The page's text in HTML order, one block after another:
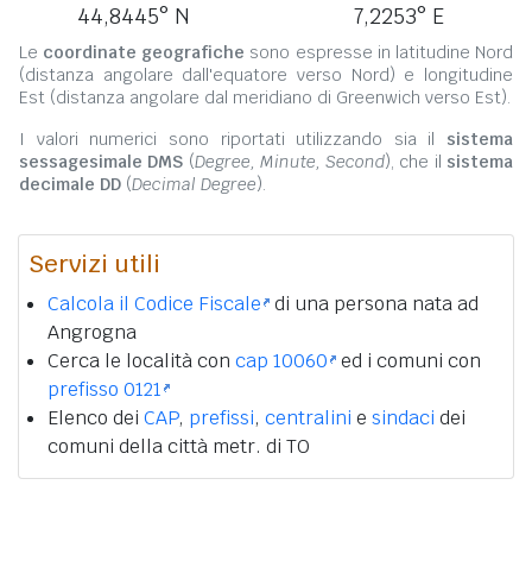
44,8445° N
7,2253° E
Le coordinate geografiche sono espresse in latitudine Nord
(distanza angolare dall'equatore verso Nord) e longitudine
Est (distanza angolare dal meridiano di Greenwich verso Est).
I valori numerici sono riportati utilizzando sia il sistema
sessagesimale DMS (Degree, Minute, Second), che il sistema
decimale DD (Decimal Degree).
Servizi utili
Calcola il Codice Fiscale di una persona nata ad
Angrogna
Cerca le località con cap 10060 ed i comuni con
prefisso 0121
Elenco dei CAP, prefissi, centralini e sindaci dei
comuni della città metr. di TO